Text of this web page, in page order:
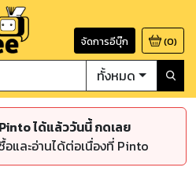
จัดการอีบุ๊ก (0)
ทั้งหมด
ได้แล้ววันนี้ กดเลย
และอ่านได้ต่อเนื่องที่ Pinto